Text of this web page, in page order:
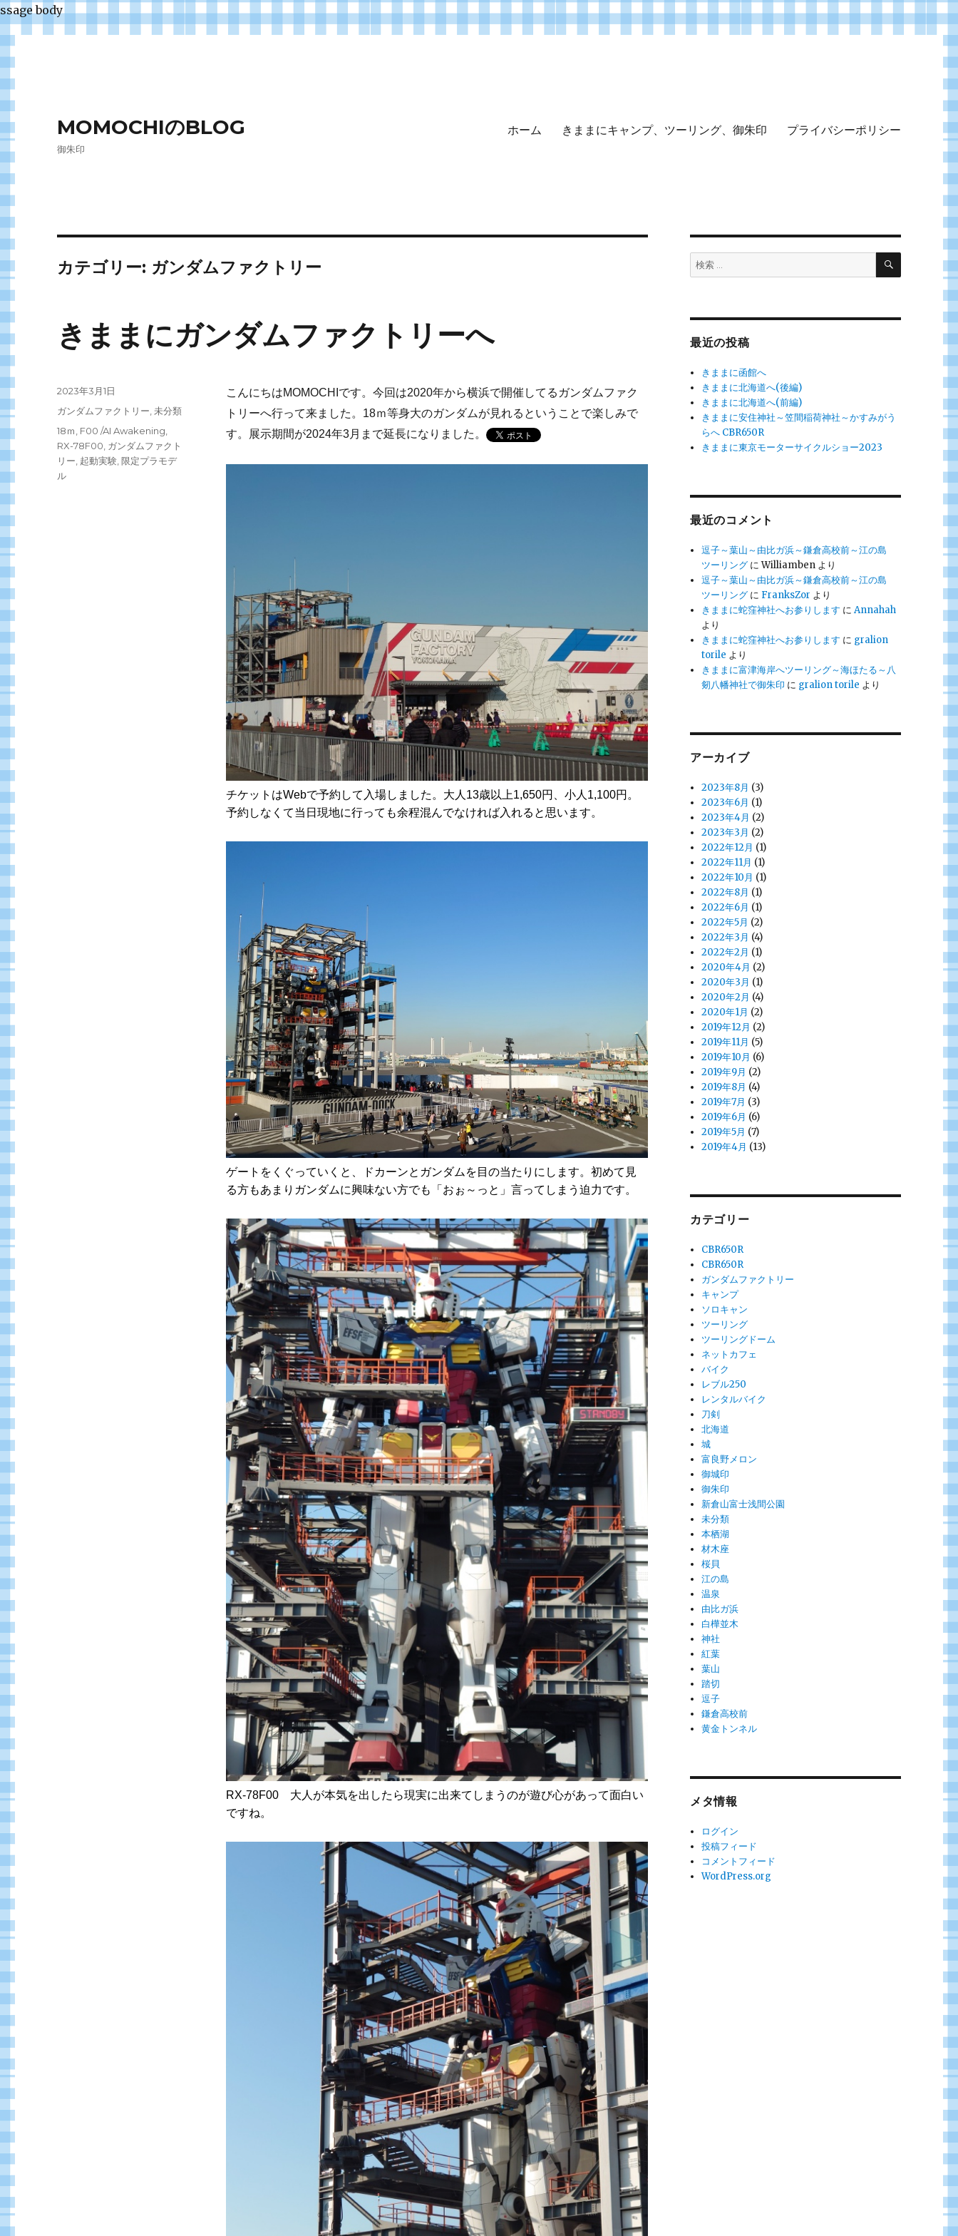
ssage body
MOMOCHIのBLOG
御朱印
ホーム きままにキャンプ、ツーリング、御朱印 プライバシーポリシー
カテゴリー: ガンダムファクトリー
きままにガンダムファクトリーへ
こんにちはMOMOCHIです。今回は2020年から横浜で開催してるガンダムファク
トリーへ行って来ました。18ｍ等身大のガンダムが見れるということで楽しみで
す。 展示期間が2024年3月まで延長になりました。
チケットはWebで予約して入場しました。大人13歳以上1,650円、小人1,100円。
予約しなくて当日現地に行っても余程混んでなければ入れると思います。
ゲートをくぐっていくと、ドカーンとガンダムを目の当たりにします。初めて見
る方もあまりガンダムに興味ない方でも「おぉ～っと」言ってしまう迫力です。
RX-78F00 大人が本気を出したら現実に出来てしまうのが遊び心があって面白い
ですね。
投
稿
2023年3月1日
カ
リ
ガンダムファクトリー 未分類
タ
グ
18ｍ F00 /AI Awakening
RX-78F00 ガンダムファクト
リー 起動実験 ,限定プラモデ
ル
検
索:
検
最近の投稿
きままに函館へ
きままに北海道へ(後編)
きままに北海道へ(前編)
きままに安住神社～笠間稲荷神社～かすみがう
らへ CBR650R
きままに東京モーターサイクルショー2023
最近のコメント
逗子～葉山～由比ガ浜～鎌倉高校前～江の島
ツーリング にWilliamben より
逗子～葉山～由比ガ浜～鎌倉高校前～江の島
ツーリング に FranksZor より
きままに蛇窪神社へお参りします にAnnahah
より
きままに蛇窪神社へお参りします に gralion
torile より
きままに富津海岸へツーリング～海ほたる～八
剱八幡神社で御朱印 に gralion torile より
アーカイブ
2023年8月 (3)
2023年6月 (1)
2023年4月 (2)
2023年3月 (2)
2022年12月 (1)
2022年11月 (1)
2022年10月 (1)
2022年8月 (1)
2022年6月 (1)
2022年5月 (2)
2022年3月 (4)
2022年2月 (1)
2020年4月 (2)
2020年3月 (1)
2020年2月 (4)
2020年1月 (2)
2019年12月 (2)
2019年11月 (5)
2019年10月 (6)
2019年9月 (2)
2019年8月 (4)
2019年7月 (3)
2019年6月 (6)
2019年5月 (7)
2019年4月 (13)
カテゴリー
CBR650R
CBR650R
ガンダムファクトリー
キャンプ
ソロキャン
ツーリング
ツーリングドーム
ネットカフェ
バイク
レブル250
レンタルバイク
刀剣
北海道
城
富良野メロン
御城印
御朱印
新倉山富士浅間公園
未分類
本栖湖
材木座
桜貝
江の島
温泉
由比ガ浜
白樺並木
神社
紅葉
葉山
踏切
逗子
鎌倉高校前
黄金トンネル
メタ情報
ログイン
投稿フィード
コメントフィード
WordPress.org